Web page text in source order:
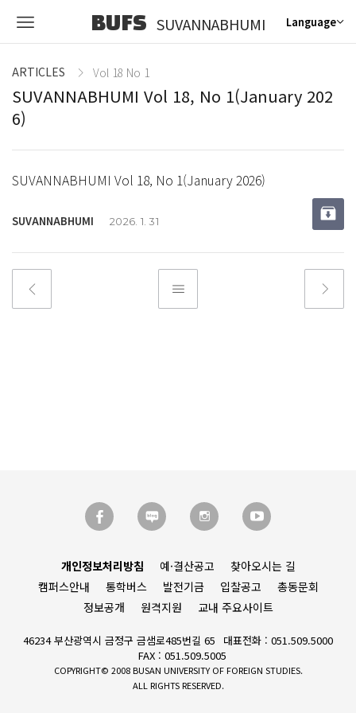
BUFS SUVANNABHUMI Language
ARTICLES Vol 18 No 1
SUVANNABHUMI Vol 18, No 1(January 202
6)
SUVANNABHUMI Vol 18, No 1(January 2026)
SUVANNABHUMI 2026. 1. 31
개인정보처리방침 예·결산공고
찾아오시는 길
캠퍼스안내
통학버스 발전기금 입찰공고
총동문회
정보공개
원격지원 교내 주요사이트
46234 부산광역시 금정구 금샘로485번길 65
대표전화 : 051.509.5000
FAX : 051.509.5005
COPYRIGHT© 2008 BUSAN UNIVERSITY OF FOREIGN STUDIES.
ALL RIGHTS RESERVED.